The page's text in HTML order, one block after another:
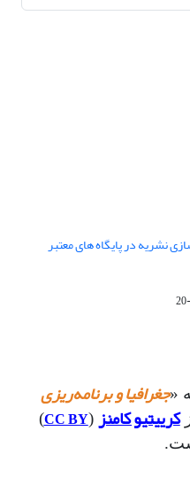
نشریه در پایگاه های معتبر
«جغرافیا و برنامه‌ریزی
کرییتیو کامنز (
CC BY
)